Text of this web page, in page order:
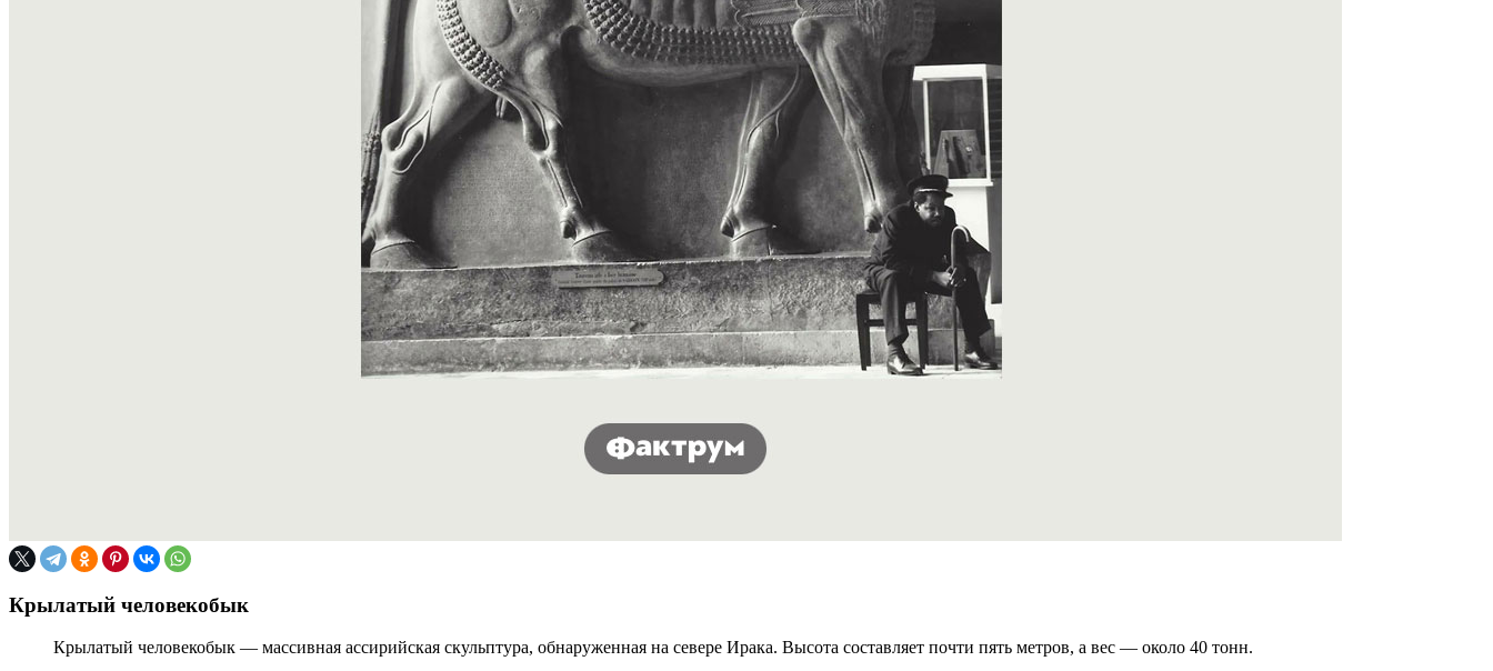
Крылатый человекобык
Крылатый человекобык — массивная ассирийская скульптура, обнаруженная на севере Ирака. Высота составляет почти пять метров, а вес — около 40 тонн.